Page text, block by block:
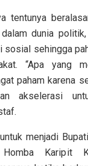
tentunya
dunia
sehingga
“Apa yang
paham karena
akselerasi
menjadi
Homba Karipit